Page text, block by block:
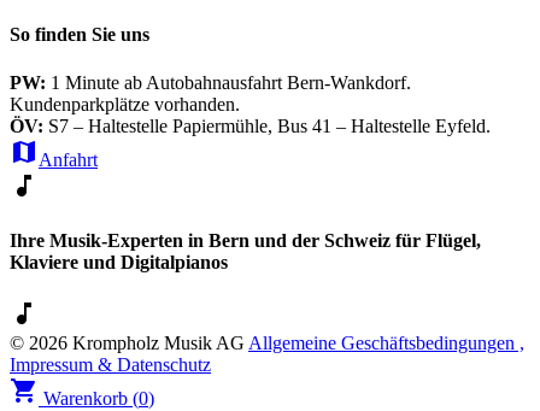
So finden Sie uns
PW: 1 Minute ab Autobahnausfahrt Bern-Wankdorf.
Kundenparkplätze vorhanden.
ÖV: S7 – Haltestelle Papiermühle, Bus 41 – Haltestelle Eyfeld.
map Anfahrt
music_note
Ihre Musik-Experten in Bern und der Schweiz für Flügel,
Klaviere und Digitalpianos
music_note
© 2026 Krompholz Musik AG Allgemeine Geschäftsbedingungen ,
Impressum & Datenschutz
shopping_cart Warenkorb (0)